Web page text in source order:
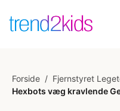
Forside / Fjernstyret
Hexbots væg kravlende